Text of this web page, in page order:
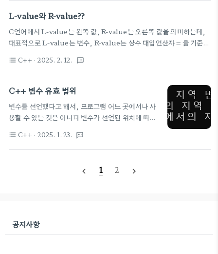
float_value; // 숫자 승격: 데이터 유실 없음 int
실 발생 cout double는 float와 같은 부동소수점
계열인데 더 큰 자료형이므로, 유실없이 float형을 자
동으로 double형으로 바꾼다 이를 숫자 승격이라고
L-value와 R-value??
C언어에서 L-value는 왼쪽 값, R-value는 오른쪽 값을 의미하는데,
대표적으로 L-value는 변수, R-value는 상수 대입연산자 = 을 기준으
value는 대입 연산자의 왼쪽에 나타나는 값으로, 메모리 위치를 가리키
거나 수정할 수 있는 표현식 예: 변수 이름, 배열 요소, 클래스 멤버 이름
이 있고, 사용되는 식 외에서도 유효함 R-value는 대입 연산자의 오른
쪽에 나타나는 값으로, 임시 값이나 메모리상에 위치가 없는 값을 가리
키는 표현식 예: 임시 객체, 리터럴 대체로 이름이 없고, 사용되는 식에
서만 유효함 a = 1;1 = a; // 오류, 1은 L-value가 될수 없음a = b+1;
b+1 = a; //..
format_list_bulleted C++ · 2025. 2. 12. textsms
C++ 변수 유효 범위
변수를 선언했다고 해서, 프로그램 어느 곳에서나 사
용할 수 있는 것은 아니다 변수가 선언된 위치에 따라
value라는 변수를 선언하면 value는 해당 함수에서
만 사용 가능하다 이를 지역 범위(local scope)라고
'단일 정의 규칙'만 잘 지킨다면, 다른 범위에서는 같
cout C++에는 많은 종류의 범위가 있는데 1) 구
문 범위 if, for, while 등 구문 안에서만 유효 2) 지
format_list_bulleted C++ · 2025. 1. 23. textsms
navigate_before 1 2 navigate_next
공지사항